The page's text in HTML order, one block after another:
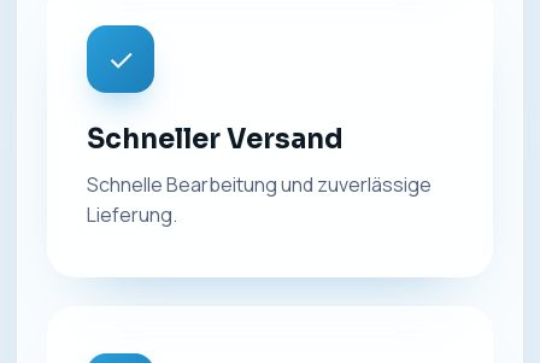
✓
Schneller Versand
Schnelle Bearbeitung und zuverlässige
Lieferung.